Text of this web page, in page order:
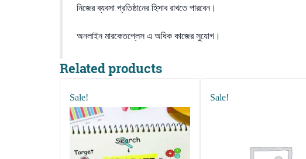
নিজের ব্যবসা প্রতিষ্ঠানের হিসাব রাখতে পারবেন।
অনলাইন মারকেতপ্লেস এ অধিক কাজের সুযোগ।
Related products
Sale! Sale!